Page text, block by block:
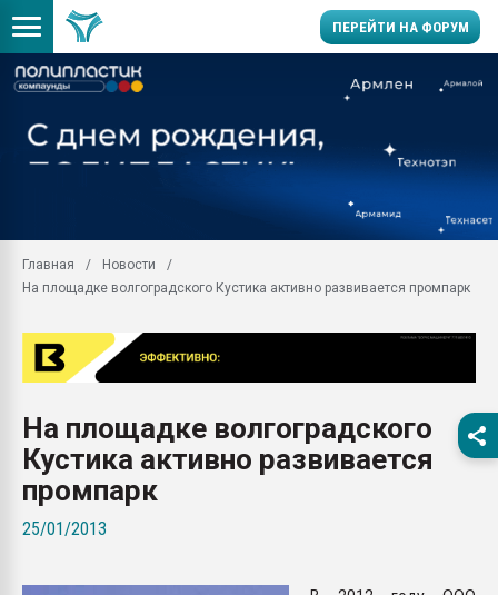
ПЕРЕЙТИ НА ФОРУМ
Подмосковье, Москва
первый план в
ситуацией на
Материал поверхности
Продам отходы
поликарбоната и АБС-
Главная
Новости
На площадке волгоградского Кустика активно развивается промпарк
На площадке волгоградского
Кустика активно развивается
промпарк
25/01/2013